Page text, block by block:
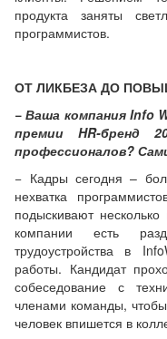
продукта заняты
программистов.
ОТ ЛИКБЕЗА ДО
− Ваша компания Info
премии HR-бренд
профессионалов?
− Кадры сегодня –
нехватка
подыскивают
компании есть
трудоустройства в
работы. Кандидат
собеседование с
членами команды,
человек впишется в